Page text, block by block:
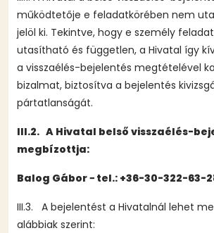
működtetője e feladatkörében nem
jelöl ki. Tekintve, hogy e személy
utasítható és független, a Hivatal így
a visszaélés-bejelentés megtételével
bizalmat, biztosítva a bejelentés
pártatlanságát.
III.2. A Hivatal belső visszaélés-
megbízottja:
Balog Gábor − tel.: +36-30-322-63-
III.3. A bejelentést a Hivatalnál lehet
alábbiak szerint: